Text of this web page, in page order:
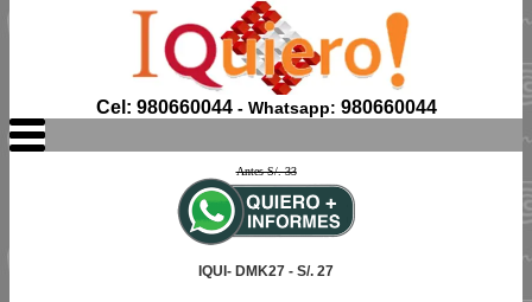
Cel: 980660044- Whatsapp: 980660044
Antes S/. 33
IQUI- DMK27 - S/. 27